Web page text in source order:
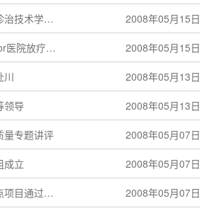
治技术学术
2008年05月15日
医院放疗科
2008年05月15日
川 2008年05月13日
领导 2008年05月13日
量专题讲评 2008年05月07日
成立 2008年05月07日
项目通过验
2008年05月07日